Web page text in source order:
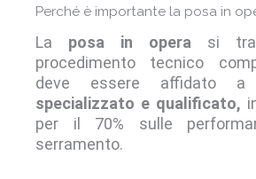
Perché è importante la posa in
La posa in opera si
procedimento tecnico
deve essere affidato a
specializzato e qualificato,
per il 70% sulle
serramento.